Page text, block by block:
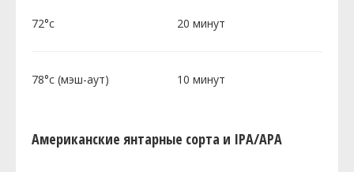
72°c 20 минут
78°c (мэш-аут) 10 минут
Американские янтарные сорта и IPA/APA